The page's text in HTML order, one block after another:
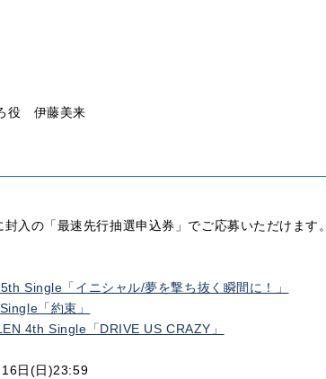
役 伊藤美来
入の「最速先行抽選申込券」でご応募いただけます。
Single「イニシャル/夢を撃ち抜く瞬間に！」
「約束」
4th Single「DRIVE US CRAZY」
日(日)23:59